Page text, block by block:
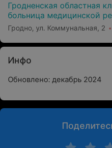
Гродненская областная
больница медицинской
Гродно, ул. Коммунальная, 2
Инфо
Обновлено: декабрь 2024